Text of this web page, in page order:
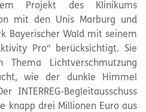
Projekt des Klinikums
mit den Unis Marburg und
Bayerischer Wald mit seinem
Pro“ berücksichtigt. Sie
Lichtverschmutzung
wie der dunkle Himmel
INTERREG-Begleitausschuss
knapp drei Millionen Euro aus